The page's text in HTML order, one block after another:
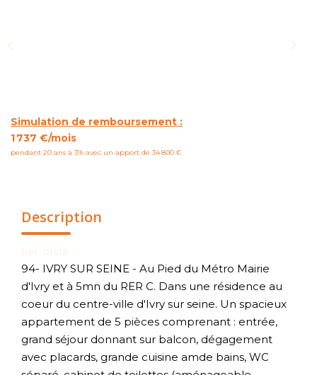
Simulation de remboursement :
1 737 €/mois
pendant 20 ans à 3% avec un apport de 34 800 €
Description
94- IVRY SUR SEINE - Au Pied du Métro Mairie
d'Ivry et à 5mn du RER C. Dans une résidence au
coeur du centre-ville d'Ivry sur seine. Un spacieux
appartement de 5 pièces comprenant : entrée,
grand séjour donnant sur balcon, dégagement
avec placards, grande cuisine amde bains, WC